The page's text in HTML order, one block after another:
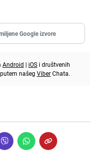
Google izvore
Android | iOS i društvenih
našeg ViberChata.